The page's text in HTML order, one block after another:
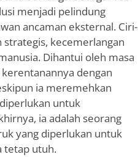
menjadi pelindung
ancaman eksternal. Ciri-
kecemerlangan
Dihantui oleh masa
dengan
ia meremehkan
untuk
ia adalah seorang
yang diperlukan untuk
tetap utuh.